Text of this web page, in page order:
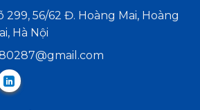
299, 56/62 Đ. Hoàng Mai, Hoàng
Hà Nội